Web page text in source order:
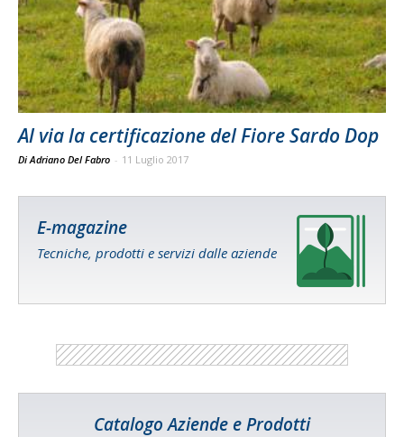
Al via la certificazione del Fiore Sardo Dop
Di Adriano Del Fabro - 11 Luglio 2017
E-magazine
Tecniche, prodotti e servizi dalle aziende
Catalogo Aziende e Prodotti